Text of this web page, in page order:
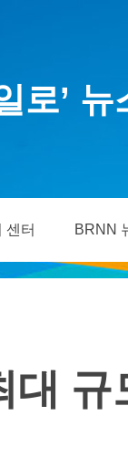
로’
센터 BRNN
대